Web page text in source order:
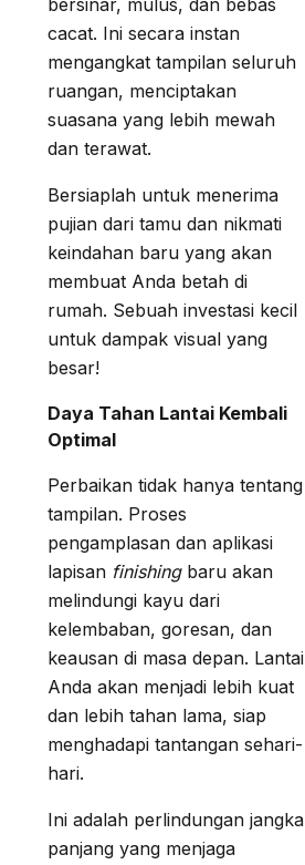
bersinar, mulus, dan bebas
cacat. Ini secara instan
mengangkat tampilan seluruh
ruangan, menciptakan
suasana yang lebih mewah
dan terawat.
Bersiaplah untuk menerima
pujian dari tamu dan nikmati
keindahan baru yang akan
membuat Anda betah di
rumah. Sebuah investasi kecil
untuk dampak visual yang
besar!
Daya Tahan Lantai Kembali
Optimal
Perbaikan tidak hanya tentang
tampilan. Proses
pengamplasan dan aplikasi
lapisan finishingbaru akan
melindungi kayu dari
kelembaban, goresan, dan
keausan di masa depan. Lantai
Anda akan menjadi lebih kuat
dan lebih tahan lama, siap
menghadapi tantangan sehari-
hari.
Ini adalah perlindungan jangka
panjang yang menjaga